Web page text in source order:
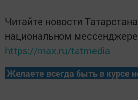
Читайте новости
национальном
https://max.ru/tatmedia
Желаете всегда быть в курсе